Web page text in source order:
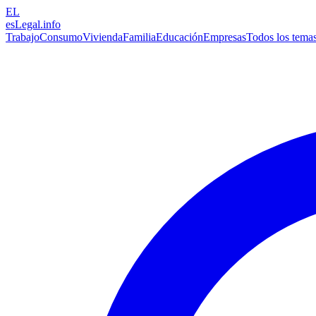
EL
esLegal.info
TrabajoConsumoViviendaFamiliaEducaciónEmpresasTodos los